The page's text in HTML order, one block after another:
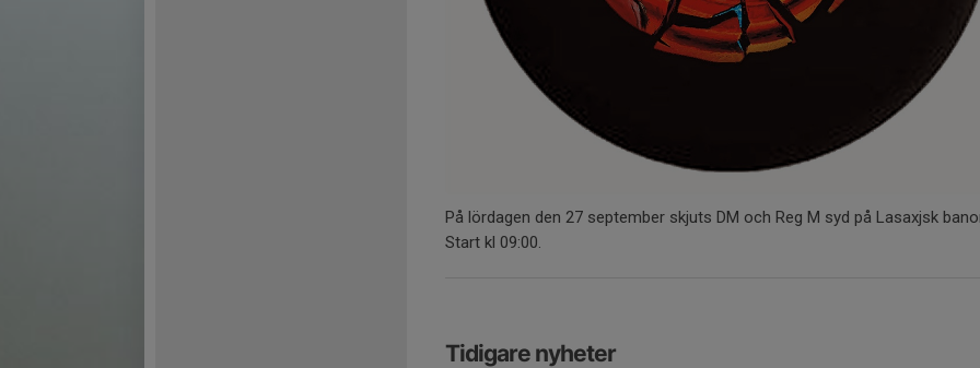
På lördagen den 27 september skjuts DM och Reg M syd på Lasaxjsk
Start kl 09:00.
Tidigare nyheter